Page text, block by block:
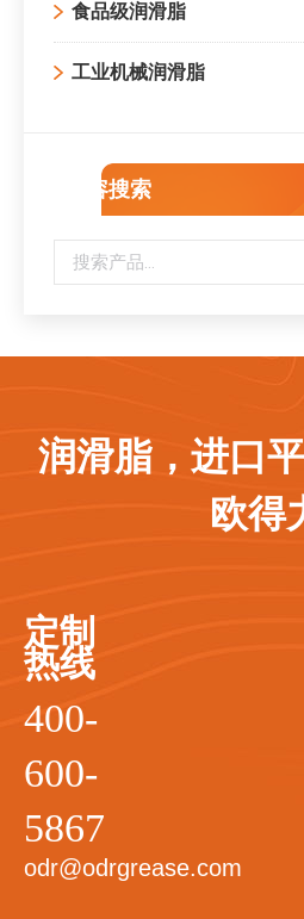
食品级润滑脂
工业机械润滑脂
内容搜索
润滑脂，进口
欧得
定制
热线
400-
600-
5867
odr@odrgrease.com